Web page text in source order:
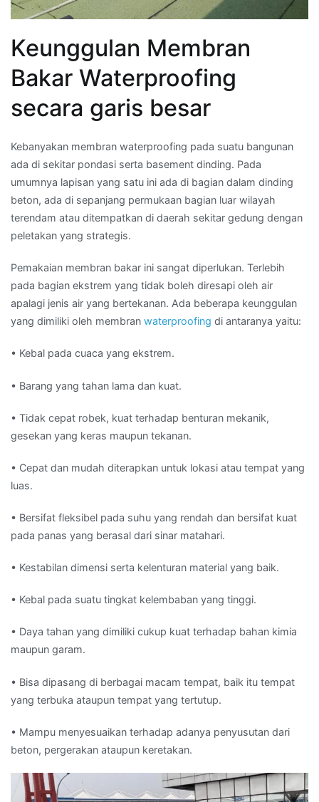
Keunggulan Membran
Bakar Waterproofing
secara garis besar
Kebanyakan membran waterproofing pada suatu bangunan
ada di sekitar pondasi serta basement dinding. Pada
umumnya lapisan yang satu ini ada di bagian dalam dinding
beton, ada di sepanjang permukaan bagian luar wilayah
terendam atau ditempatkan di daerah sekitar gedung dengan
peletakan yang strategis.
Pemakaian membran bakar ini sangat diperlukan. Terlebih
pada bagian ekstrem yang tidak boleh diresapi oleh air
apalagi jenis air yang bertekanan. Ada beberapa keunggulan
yang dimiliki oleh membran waterproofing di antaranya yaitu:
• Kebal pada cuaca yang ekstrem.
• Barang yang tahan lama dan kuat.
• Tidak cepat robek, kuat terhadap benturan mekanik,
gesekan yang keras maupun tekanan.
• Cepat dan mudah diterapkan untuk lokasi atau tempat yang
luas.
• Bersifat fleksibel pada suhu yang rendah dan bersifat kuat
pada panas yang berasal dari sinar matahari.
• Kestabilan dimensi serta kelenturan material yang baik.
• Kebal pada suatu tingkat kelembaban yang tinggi.
• Daya tahan yang dimiliki cukup kuat terhadap bahan kimia
maupun garam.
• Bisa dipasang di berbagai macam tempat, baik itu tempat
yang terbuka ataupun tempat yang tertutup.
• Mampu menyesuaikan terhadap adanya penyusutan dari
beton, pergerakan ataupun keretakan.